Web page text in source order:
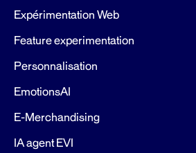
Expérimentation Web
Feature experimentation
Personnalisation
EmotionsAI
E-Merchandising
IA agent EVI